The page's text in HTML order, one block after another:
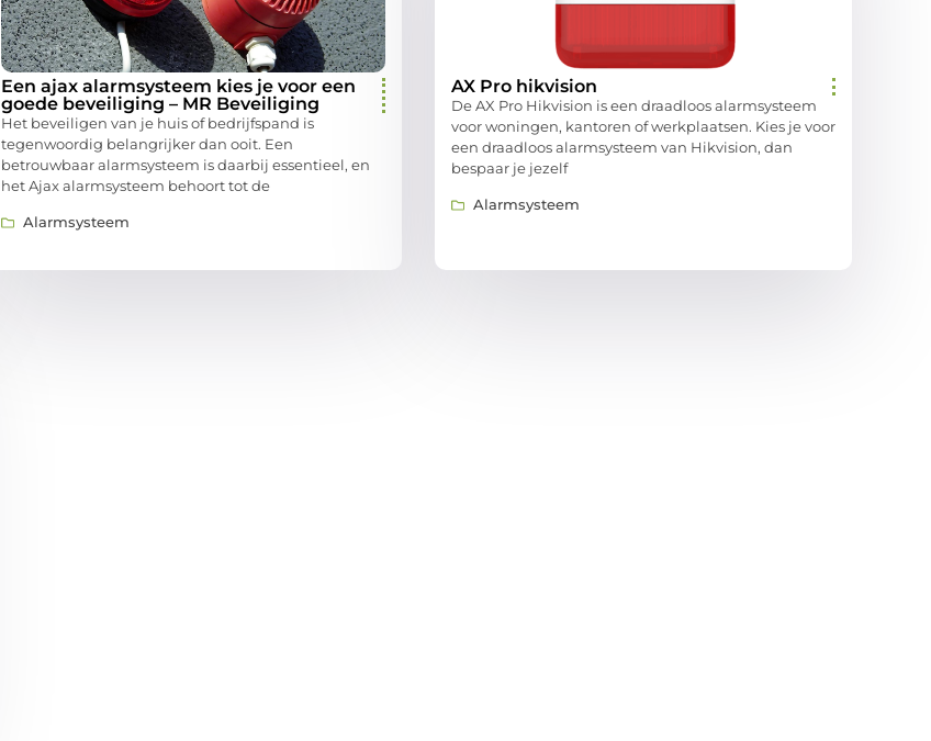
Een ajax alarmsysteem kies je voor een
goede beveiliging – MR Beveiliging
Het beveiligen van je huis of bedrijfspand is
tegenwoordig belangrijker dan ooit. Een
betrouwbaar alarmsysteem is daarbij essentieel, en
het Ajax alarmsysteem behoort tot de
Alarmsysteem
AX Pro hikvision
De AX Pro Hikvision is een draadloos alarmsysteem
voor woningen, kantoren of werkplaatsen. Kies je voor
een draadloos alarmsysteem van Hikvision, dan
bespaar je jezelf
Alarmsysteem